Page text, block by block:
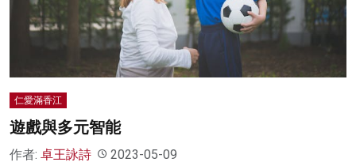
仁愛滿香江
遊戲與多元智能
作者: 卓王詠詩 2023-05-09